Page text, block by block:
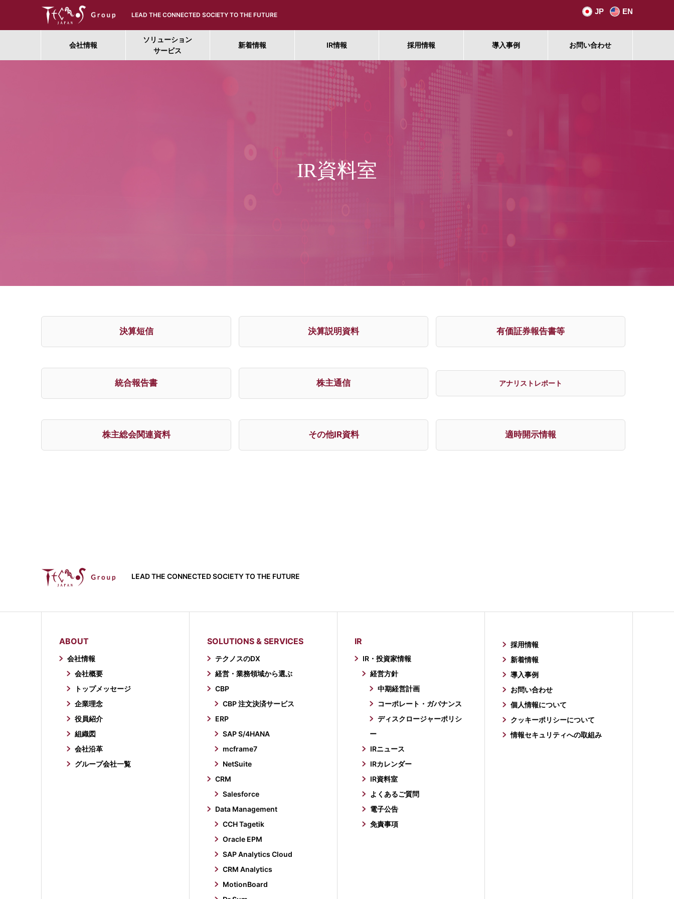
LEAD THE CONNECTED SOCIETY TO THE FUTURE JP EN
会社情報
ソリューション
サービス
新着情報 IR情報 採用情報 導入事例 お問い合わせ
IR資料室
決算短信 決算説明資料 有価証券報告書等
統合報告書 株主通信 アナリストレポート
株主総会関連資料 その他IR資料 適時開示情報
LEAD THE CONNECTED SOCIETY TO THE FUTURE
ABOUT
会社情報
会社概要
トップメッセージ
企業理念
役員紹介
組織図
会社沿革
グループ会社一覧
SOLUTIONS & SERVICES
テクノスのDX
経営・業務領域から選ぶ
CBP
CBP 注文決済サービス
ERP
SAP S/4HANA
mcframe7
NetSuite
CRM
Salesforce
Data Management
CCH Tagetik
Oracle EPM
SAP Analytics Cloud
CRM Analytics
MotionBoard
IR
IR・投資家情報
経営方針
中期経営計画
コーポレート・ガバナンス
ディスクロージャーポリシ
ー
IRニュース
IRカレンダー
IR資料室
よくあるご質問
電子公告
免責事項
採用情報
新着情報
導入事例
お問い合わせ
個人情報について
クッキーポリシーについて
情報セキュリティへの取組み